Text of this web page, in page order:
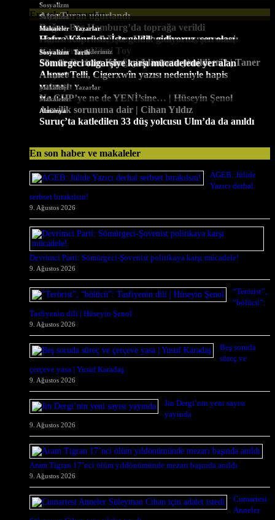
En çok okunanlar
Sosyalizm
Ateş Turan uğurlandı
Sosyalizm
Doğan Baş Hamburg’da toprağa verildi
Güncel
Figen Yüksekdağ’dan LFI’ye dayanışma mesajı
Makaleler,Yazarlar
Hafıza Köprüsü: İşte geldik gidiyoruz, şen olası
Karadeniz | Hilmi Toy
Sosyalizm
Namık Berktay, Muğla’da hayatını kaybetti
Makaleler,Seçtiklerimiz
Son ve en uzun Kürt ayaklanması yenildi mi? | Taner
Akçam
Sosyalizm,Tarih
Sömürgeci oligarşiye karşı mücadelede yer alan
Ahmet Telli, Cigerxwîn yazısı nedeniyle hapis
yatmıştı
Makaleler, Yazarlar
Ne CHP’ye ne de YENİ’sine… | Hüseyin Şenol
Makaleler
Alevilik sorununa dair | Cihan Yıldız
Almanya
Suruç’ta katledilen 33 düş yolcusu Ulm’da da anıldı
En son haber ve makaleler
AGEB: Jülide
Yazıcı derhal
serbset bırakılsın!
9. Ağustos 2026
Devrimci Parti: Sömürgeci-Şovenist politikaya karşı mücadele!
9. Ağustos 2026
“Terörist”,
“bölücü”:
Tasfiyenin dili | Hüseyin Şenol
9. Ağustos 2026
Beş soruda
süreç ve
çerçeve yasa | Yusuf Karadaş
9. Ağustos 2026
Jin Dergi’nin yeni sayısı
yayında
9. Ağustos 2026
Aram Tigran 17’nci ölüm yıldönümünde mezarı başında anıldı
9. Ağustos 2026
Cumartesi
Anneler